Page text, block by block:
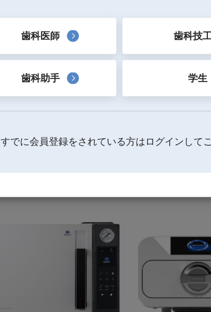
歯科医師 歯科技
歯科助手 学生
すでに会員登録をされている方はログインして